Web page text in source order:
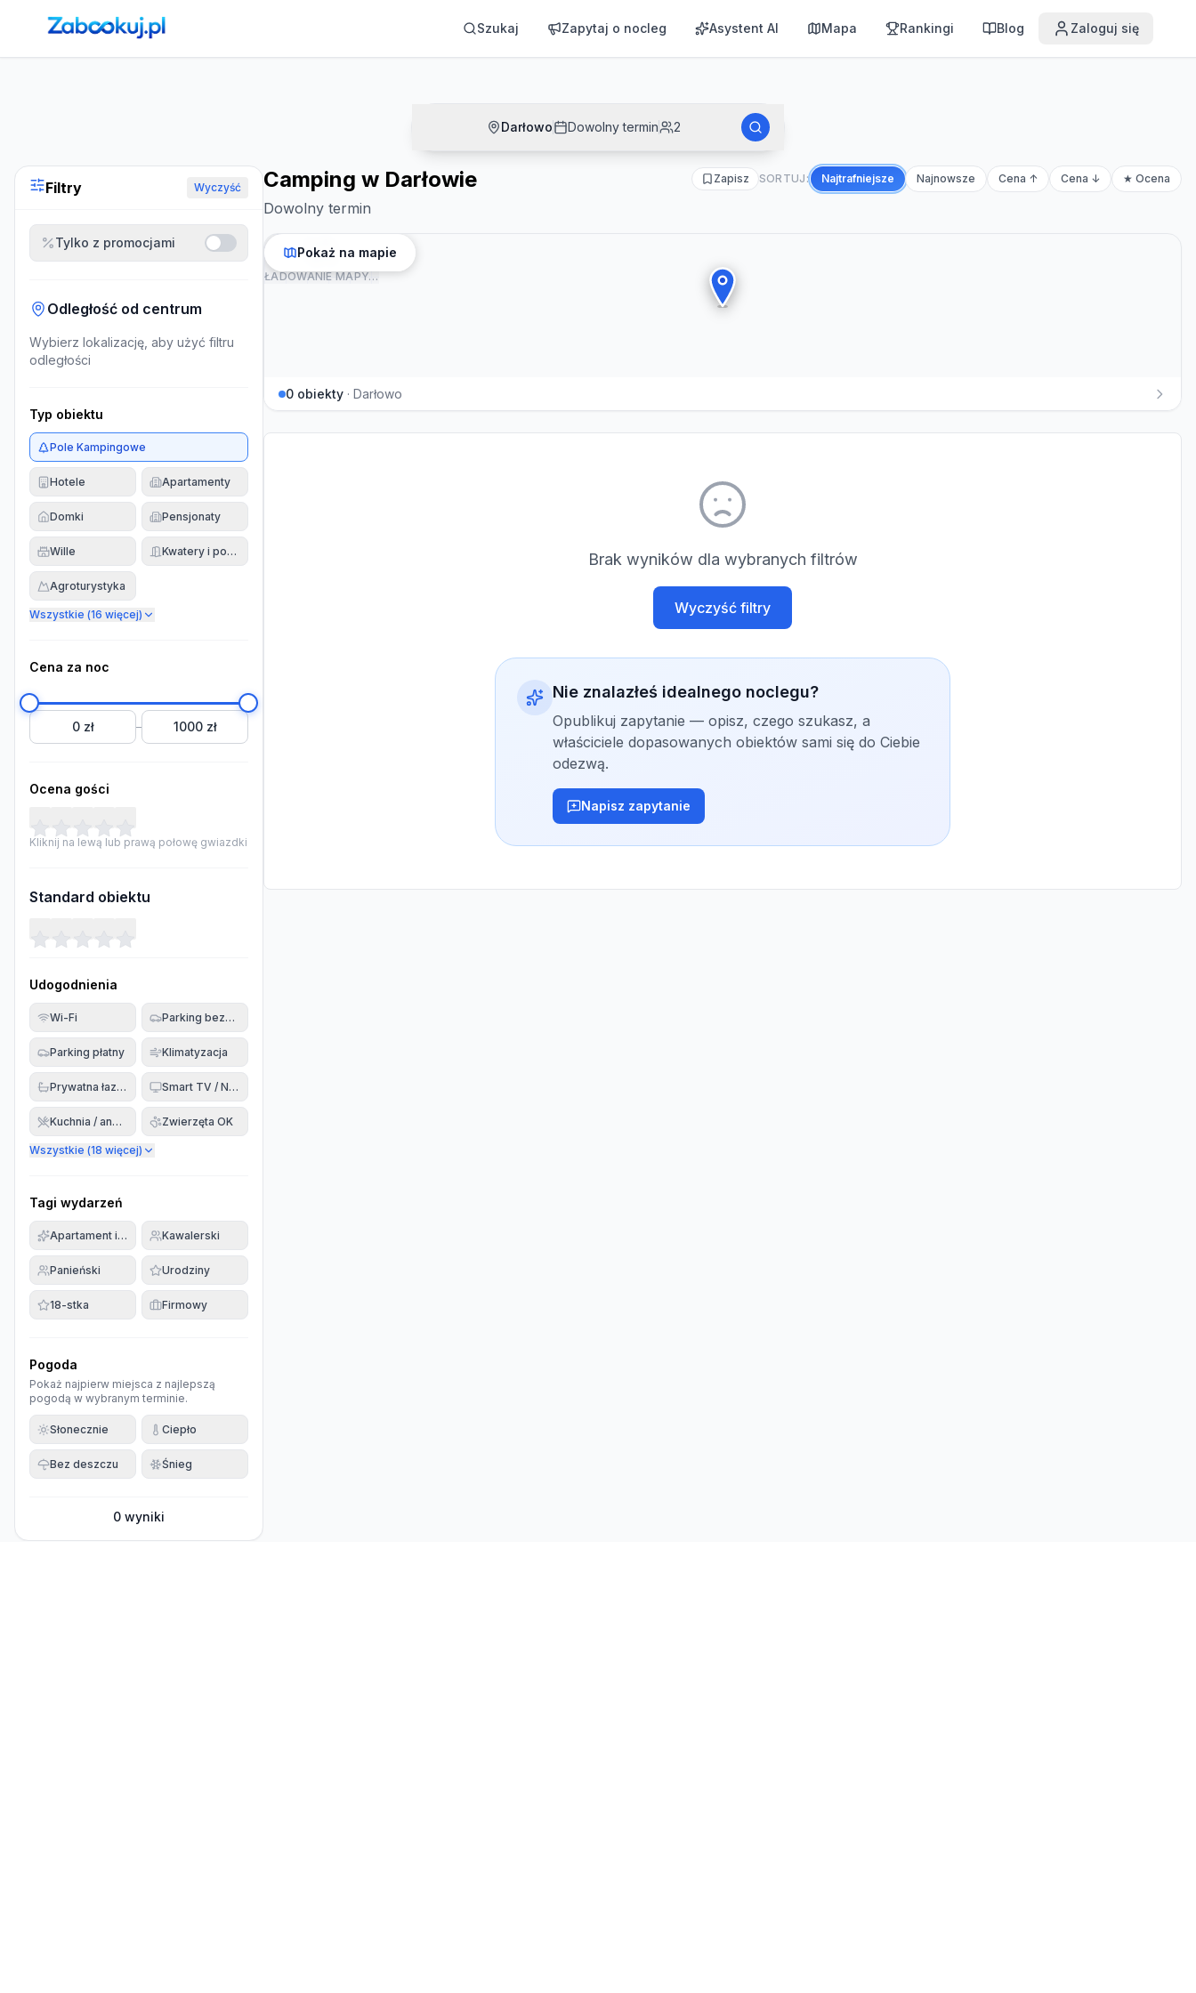
Strona główna ›Noclegi Szukaj Zapytaj o nocleg Asystent AI Mapa Rankingi Blog Zaloguj się
Darłowo Dowolny termin 2
Filtry Wyczyść
Tylko z promocjami
Odległość od centrum
Wybierz lokalizację, aby użyć filtru
odległości
Typ obiektu
Pole Kampingowe
Hotele Apartamenty
Domki Pensjonaty
Wille Kwatery i pokoje
Agroturystyka
Wszystkie (16 więcej)
Cena za noc
0 zł – 1000 zł
Ocena gości
Kliknij na lewą lub prawą połowę gwiazdki
Standard obiektu
Udogodnienia
Wi-Fi Parking bezpłatny
Parking płatny Klimatyzacja
Prywatna łazienka Smart TV / Netflix
Kuchnia / aneks Zwierzęta OK
Wszystkie (18 więcej)
Tagi wydarzeń
Apartament imprezowyKawalerski
Panieński Urodziny
18-stka Firmowy
Pogoda
Pokaż najpierw miejsca z najlepszą
pogodą w wybranym terminie.
Słonecznie Ciepło
Bez deszczu Śnieg
0 wyniki
Camping w Darłowie
Dowolny termin
Zapisz SORTUJ: Najtrafniejsze Najnowsze Cena ↑ Cena ↓ ★ Ocena
ŁADOWANIE MAPY…
Pokaż na mapie
0 obiekty · Darłowo
Brak wyników dla wybranych filtrów
Wyczyść filtry
Nie znalazłeś idealnego noclegu?
Opublikuj zapytanie — opisz, czego szukasz, a
właściciele dopasowanych obiektów sami się do Ciebie
odezwą.
Napisz zapytanie